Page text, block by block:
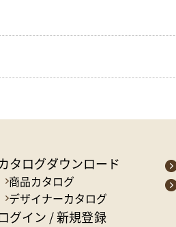
タログダウンロード
商品カタログ
デザイナーカタログ
グイン / 新規登録